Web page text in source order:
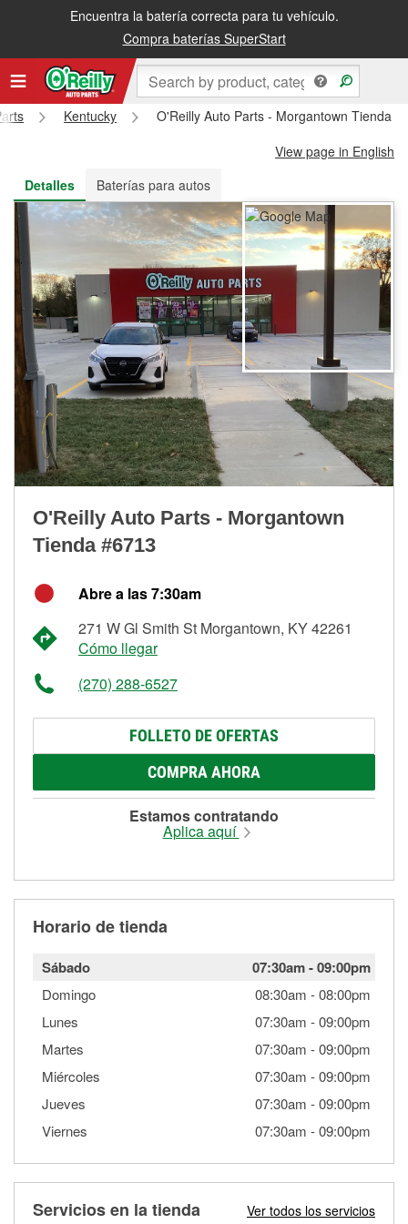
Encuentra la batería correcta para tu vehículo.
Compra baterías SuperStart
Recibe tu orden gratis al día siguiente o recógela en la tienda
Kentucky
O'Reilly Auto Parts - Morgantown Tienda
View page in English
Detalles
Baterías para autos
O'Reilly Auto Parts - Morgantown
Tienda #6713
Abre a las 7:30am
271 W Gl Smith St Morgantown, KY 42261
Cómo llegar
(270) 288-6527
FOLLETO DE OFERTAS
COMPRA AHORA
Estamos contratando
Aplica aquí
Horario de tienda
Sábado 07:30am-09:00pm
Domingo 08:30am -08:00pm
Lunes
07:30am -09:00pm
Martes
07:30am -09:00pm
Miércoles
07:30am -09:00pm
Jueves
07:30am -09:00pm
Viernes
07:30am -09:00pm
Servicios en la tienda Ver todos los servicios